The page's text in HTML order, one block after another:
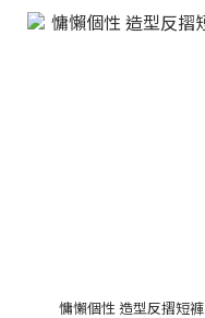
慵懶個性 造型反摺短褲